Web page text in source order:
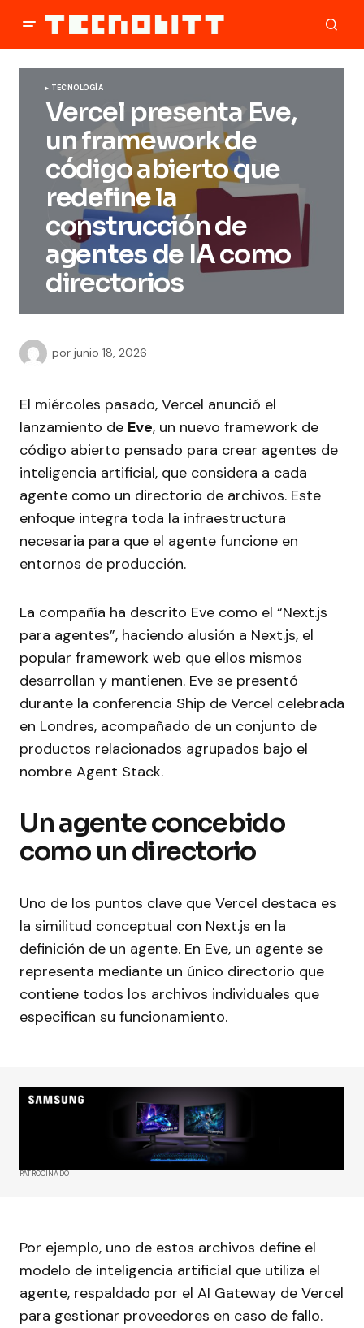
TECNOLOGÍA
Vercel presenta Eve,
un framework de
código abierto que
redefine la
construcción de
agentes de IA como
directorios
por junio 18, 2026
El miércoles pasado, Vercel anunció el
lanzamiento de Eve, un nuevo framework de
código abierto pensado para crear agentes de
inteligencia artificial, que considera a cada
agente como un directorio de archivos. Este
enfoque integra toda la infraestructura
necesaria para que el agente funcione en
entornos de producción.
La compañía ha descrito Eve como el “Next.js
para agentes”, haciendo alusión a Next.js, el
popular framework web que ellos mismos
desarrollan y mantienen. Eve se presentó
durante la conferencia Ship de Vercel celebrada
en Londres, acompañado de un conjunto de
productos relacionados agrupados bajo el
nombre Agent Stack.
Un agente concebido
como un directorio
Uno de los puntos clave que Vercel destaca es
la similitud conceptual con Next.js en la
definición de un agente. En Eve, un agente se
representa mediante un único directorio que
contiene todos los archivos individuales que
especifican su funcionamiento.
PATROCINADO
Por ejemplo, uno de estos archivos define el
modelo de inteligencia artificial que utiliza el
agente, respaldado por el AI Gateway de Vercel
para gestionar proveedores en caso de fallo.